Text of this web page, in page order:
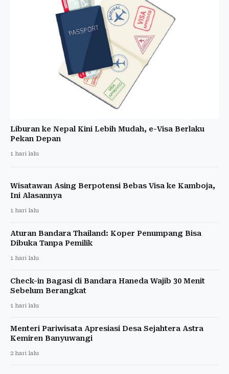
Liburan ke Nepal Kini Lebih Mudah, e-Visa Berlaku
Pekan Depan
1 hari lalu
Wisatawan Asing Berpotensi Bebas Visa ke Kamboja,
Ini Alasannya
1 hari lalu
Aturan Bandara Thailand: Koper Penumpang Bisa
Dibuka Tanpa Pemilik
1 hari lalu
Check-in Bagasi di Bandara Haneda Wajib 30 Menit
Sebelum Berangkat
1 hari lalu
Menteri Pariwisata Apresiasi Desa Sejahtera Astra
Kemiren Banyuwangi
2 hari lalu